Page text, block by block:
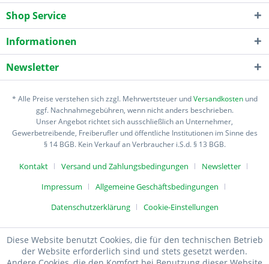
Shop Service
Informationen
Newsletter
* Alle Preise verstehen sich zzgl. Mehrwertsteuer undVersandkostenund
ggf. Nachnahmegebühren, wenn nicht anders beschrieben.
Unser Angebot richtet sich ausschließlich an Unternehmer,
Gewerbetreibende, Freiberufler und öffentliche Institutionen im Sinne des
§ 14 BGB. Kein Verkauf an Verbraucher i.S.d. § 13 BGB.
Kontakt Versand und Zahlungsbedingungen
Newsletter
Impressum
Allgemeine Geschäftsbedingungen
Datenschutzerklärung
Cookie-Einstellungen
Diese Website benutzt Cookies, die für den technischen Betrieb
der Website erforderlich sind und stets gesetzt werden.